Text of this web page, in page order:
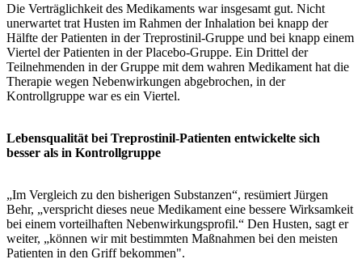
Die Verträglichkeit des Medikaments war insgesamt gut. Nicht
unerwartet trat Husten im Rahmen der Inhalation bei knapp der
Hälfte der Patienten in der Treprostinil-Gruppe und bei knapp einem
Viertel der Patienten in der Placebo-Gruppe. Ein Drittel der
Teilnehmenden in der Gruppe mit dem wahren Medikament hat die
Therapie wegen Nebenwirkungen abgebrochen, in der
Kontrollgruppe war es ein Viertel.
Lebensqualität bei Treprostinil-Patienten entwickelte sich
besser als in Kontrollgruppe
„Im Vergleich zu den bisherigen Substanzen“, resümiert Jürgen
Behr, „verspricht dieses neue Medikament eine bessere Wirksamkeit
bei einem vorteilhaften Nebenwirkungsprofil.“ Den Husten, sagt er
weiter, „können wir mit bestimmten Maßnahmen bei den meisten
Patienten in den Griff bekommen".